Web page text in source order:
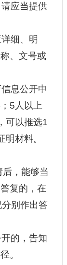
应当提供
细、明
、文号或
息公开申
5人以上
可以推选1
材料。
，能够当
复的，在
别作出答
的，告知
。